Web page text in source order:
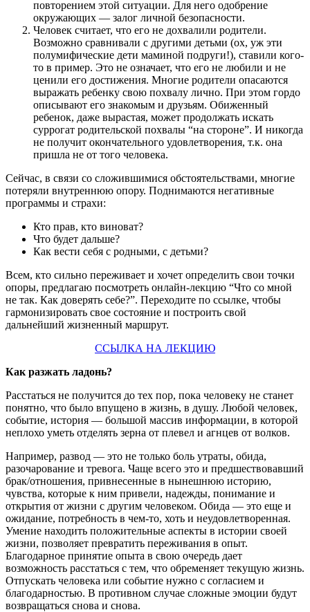
повторением этой ситуации. Для него одобрение
окружающих — залог личной безопасности.
Человек считает, что его не дохвалили родители.
Возможно сравнивали с другими детьми (ох, уж эти
полумифические дети маминой подруги!), ставили кого-
то в пример. Это не означает, что его не любили и не
ценили его достижения. Многие родители опасаются
выражать ребенку свою похвалу лично. При этом гордо
описывают его знакомым и друзьям. Обиженный
ребенок, даже вырастая, может продолжать искать
суррогат родительской похвалы “на стороне”. И никогда
не получит окончательного удовлетворения, т.к. она
пришла не от того человека.
Сейчас, в связи со сложившимися обстоятельствами, многие
потеряли внутреннюю опору. Поднимаются негативные
программы и страхи:
Кто прав, кто виноват?
Что будет дальше?
Как вести себя с родными, с детьми?
Всем, кто сильно переживает и хочет определить свои точки
опоры, предлагаю посмотреть онлайн-лекцию “Что со мной
не так. Как доверять себе?”. Переходите по ссылке, чтобы
гармонизировать свое состояние и построить свой
дальнейший жизненный маршрут.
ССЫЛКА НА ЛЕКЦИЮ
Как разжать ладонь?
Расстаться не получится до тех пор, пока человеку не станет
понятно, что было впущено в жизнь, в душу. Любой человек,
событие, история — большой массив информации, в которой
неплохо уметь отделять зерна от плевел и агнцев от волков.
Например, развод — это не только боль утраты, обида,
разочарование и тревога. Чаще всего это и предшествовавший
брак/отношения, привнесенные в нынешнюю историю,
чувства, которые к ним привели, надежды, понимание и
открытия от жизни с другим человеком. Обида — это еще и
ожидание, потребность в чем-то, хоть и неудовлетворенная.
Умение находить положительные аспекты в истории своей
жизни, позволяет превратить переживания в опыт.
Благодарное принятие опыта в свою очередь дает
возможность расстаться с тем, что обременяет текущую жизнь.
Отпускать человека или событие нужно с согласием и
благодарностью. В противном случае сложные эмоции будут
возвращаться снова и снова.